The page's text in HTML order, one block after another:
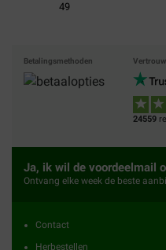
49
Betalingsmethoden
24559
Ja, ik wil de voordeelmail
Ontvang elke week de beste
Contact
Herbestellen